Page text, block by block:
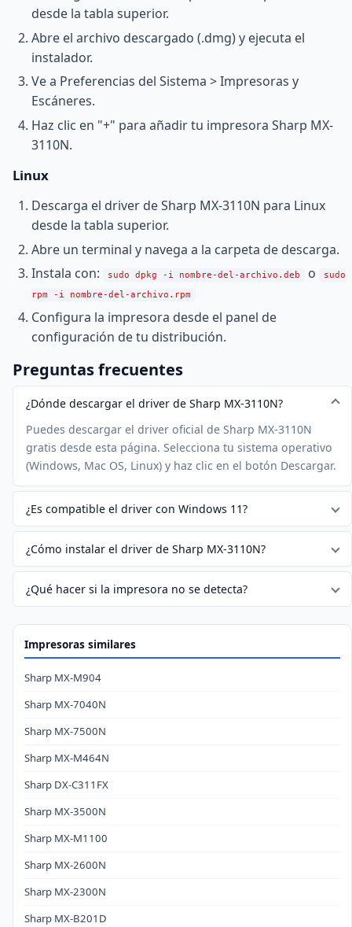
desde la tabla superior.
Abre el archivo descargado (.dmg) y ejecuta el
instalador.
Ve a Preferencias del Sistema > Impresoras y
Escáneres.
Haz clic en "+" para añadir tu impresora Sharp MX-
3110N.
Linux
Descarga el driver de Sharp MX-3110N para Linux
desde la tabla superior.
Abre un terminal y navega a la carpeta de descarga.
Instala con:
sudo dpkg -i nombre-del-archivo.deb o
sudo
rpm -i nombre-del-archivo.rpm
Configura la impresora desde el panel de
configuración de tu distribución.
Preguntas frecuentes
¿Dónde descargar el driver de Sharp MX-3110N?
Puedes descargar el driver oficial de Sharp MX-3110N
gratis desde esta página. Selecciona tu sistema operativo
(Windows, Mac OS, Linux) y haz clic en el botón Descargar.
¿Es compatible el driver con Windows 11?
¿Cómo instalar el driver de Sharp MX-3110N?
¿Qué hacer si la impresora no se detecta?
Impresoras similares
Sharp MX-M904
Sharp MX-7040N
Sharp MX-7500N
Sharp MX-M464N
Sharp DX-C311FX
Sharp MX-3500N
Sharp MX-M1100
Sharp MX-2600N
Sharp MX-2300N
Sharp MX-B201D